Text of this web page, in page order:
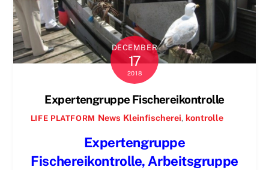
DECEMBER
17
2018
Expertengruppe Fischereikontrolle
LIFE PLATFORM News Kleinfischerei, kontrolle
Expertengruppe
Fischereikontrolle, Arbeitsgruppe